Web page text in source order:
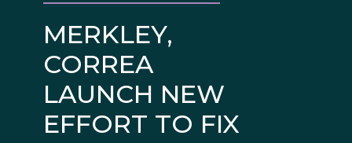
MERKLEY,
CORREA
LAUNCH NEW
EFFORT TO FIX